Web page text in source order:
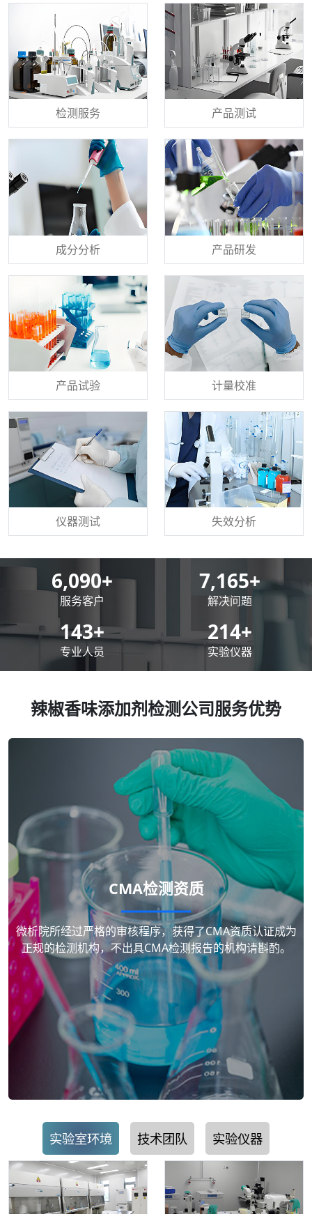
检测服务 产品测试
成分分析 产品研发
产品试验 计量校准
仪器测试 失效分析
8,500+
服务客户
10,000+
解决问题
200+
专业人员
300+
实验仪器
辣椒香味添加剂检测公司服务优势
CMA检测资质
微析院所经过严格的审核程序，获得了CMA资质认证成为
正规的检测机构，不出具CMA检测报告的机构请斟酌。
实验室环境 技术团队 实验仪器